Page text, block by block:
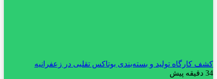
کشف کارگاه تولید و بسته‌بندی بوتاکس تقلبی در زعفرانیه
34 دقیقه پیش